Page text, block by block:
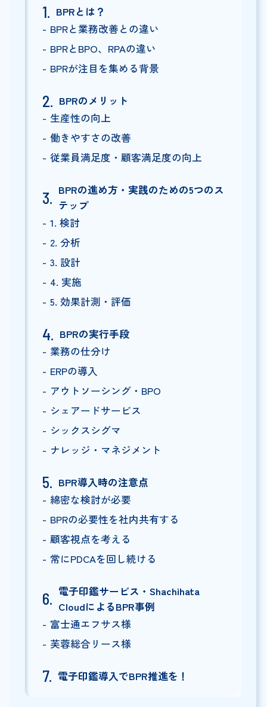
BPRとは？
BPRと業務改善との違い
BPRとBPO、RPAの違い
BPRが注目を集める背景
BPRのメリット
生産性の向上
働きやすさの改善
従業員満足度・顧客満足度の向上
BPRの進め方・実践のための5つのス
テップ
1. 検討
2. 分析
3. 設計
4. 実施
5. 効果計測・評価
BPRの実行手段
業務の仕分け
ERPの導入
アウトソーシング・BPO
シェアードサービス
シックスシグマ
ナレッジ・マネジメント
BPR導入時の注意点
綿密な検討が必要
BPRの必要性を社内共有する
顧客視点を考える
常にPDCAを回し続ける
電子印鑑サービス・Shachihata
CloudによるBPR事例
富士通エフサス様
芙蓉総合リース様
電子印鑑導入でBPR推進を！